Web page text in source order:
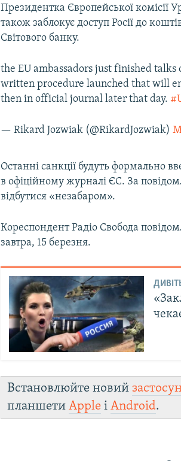
Президентка Європейської комісії
також заблокує доступ Росії до
Світового банку.
the EU ambassadors just finished talks
written procedure launched that will
then in official journal later that day.
— Rikard Jozwiak (@RikardJozwiak)
Останні санкції будуть формально
в офіційному журналі ЄС. За
відбутися «незабаром».
Кореспондент Радіо Свобода
завтра, 15 березня.
Встановлюйте новий
планшетиApple іAndroid.